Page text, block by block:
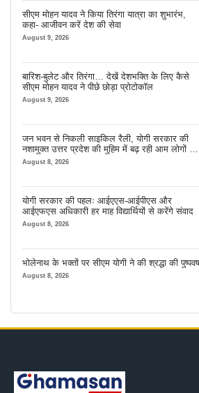
सीएम मोहन यादव ने किया तिरंगा यात्रा का शुभारंभ,
कहा- आजीवन करें देश की सेवा
August 9, 2026
बारिश-बुलेट और तिरंगा… देखें देशभक्ति के लिए कैसे
सीएम मोहन यादव ने पीछे छोड़ा प्रोटोकॉल
August 9, 2026
जन भवन से निकली साइकिल रैली, योगी सरकार की
नशामुक्त उत्तर प्रदेश की मुहिम में बढ़ रही आम लोगों की
भागीदारी
August 8, 2026
योगी सरकार की पहलः आईएएस-आईपीएस और
आईएफएस अधिकारी हर माह विद्यार्थियों से करेंगे संवाद
August 8, 2026
भोलेनाथ के भक्तों पर सीएम योगी ने की श्रद्धा की
August 8, 2026